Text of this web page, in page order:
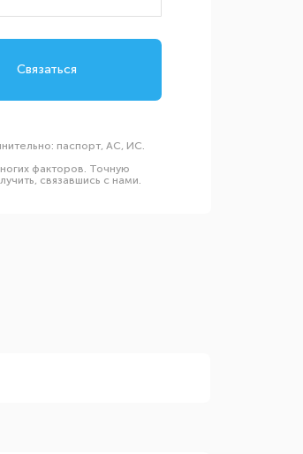
Связаться
паспорт, АС, ИС.
факторов. Точную
связавшись с нами.